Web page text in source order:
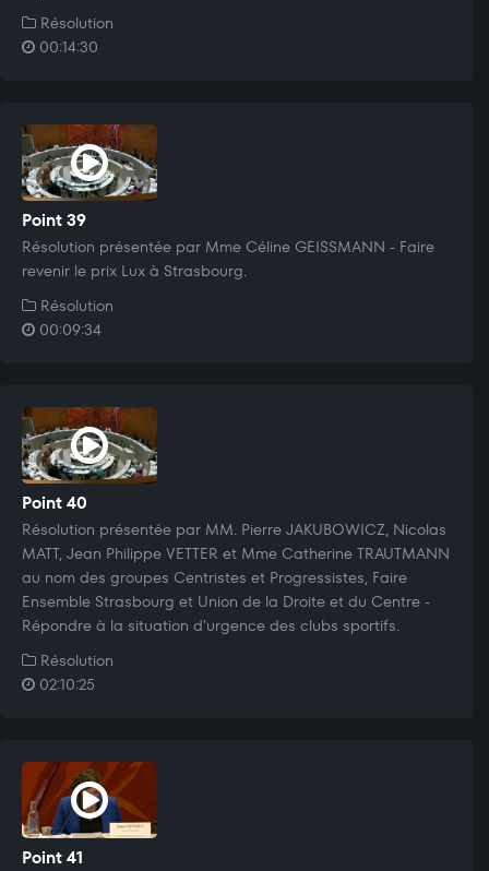
Résolution
00:14:30
Point 39
Résolution présentée par Mme Céline GEISSMANN - Faire
revenir le prix Lux à Strasbourg.
Résolution
00:09:34
Point 40
Résolution présentée par MM. Pierre JAKUBOWICZ, Nicolas
MATT, Jean Philippe VETTER et Mme Catherine TRAUTMANN
au nom des groupes Centristes et Progressistes, Faire
Ensemble Strasbourg et Union de la Droite et du Centre -
Répondre à la situation d'urgence des clubs sportifs.
Résolution
02:10:25
Point 41